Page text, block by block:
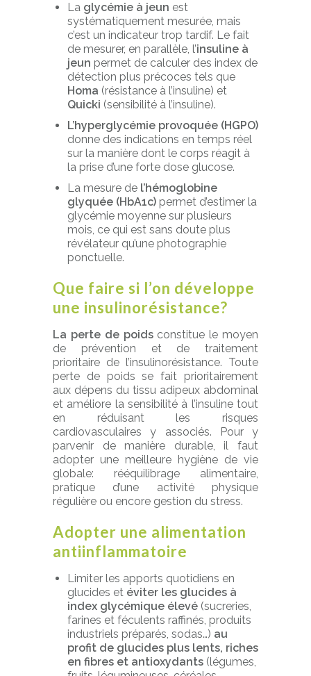
La glycémie à jeun est
systématiquement mesurée, mais
c’est un indicateur trop tardif. Le fait
de mesurer, en parallèle, l’insuline à
jeun permet de calculer des index de
détection plus précoces tels que
Homa (résistance à l’insuline) et
Quicki (sensibilité à l’insuline).
L’hyperglycémie provoquée (HGPO)
donne des indications en temps réel
sur la manière dont le corps réagit à
la prise d’une forte dose glucose.
La mesure de l’hémoglobine
glyquée (HbA1c)permet d’estimer la
glycémie moyenne sur plusieurs
mois, ce qui est sans doute plus
révélateur qu’une photographie
ponctuelle.
Que faire si l’on développe
une insulinorésistance?
La perte de poidsconstitue le moyen
de prévention et de traitement
prioritaire de l’insulinorésistance. Toute
perte de poids se fait prioritairement
aux dépens du tissu adipeux abdominal
et améliore la sensibilité à l’insuline tout
en réduisant les risques
cardiovasculaires y associés. Pour y
parvenir de manière durable, il faut
adopter une meilleure hygiène de vie
globale: rééquilibrage alimentaire,
pratique d’une activité physique
régulière ou encore gestion du stress.
Adopter une alimentation
antiinflammatoire
Limiter les apports quotidiens en
glucides et éviter les glucides à
index glycémique élevé(sucreries,
farines et féculents raffinés, produits
industriels préparés, sodas…) au
profit de glucides plus lents, riches
en fibres et antioxydants(légumes,